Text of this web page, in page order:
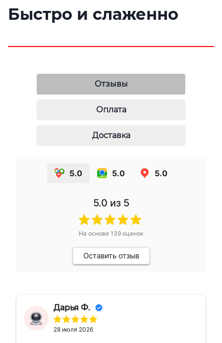
Быстро и слаженно
Отзывы
Оплата
Доставка
5.0 5.0 5.0
5.0 из 5
На основе 139 оценок
Оставить отзыв
Дарья Ф.
28 июля 2026